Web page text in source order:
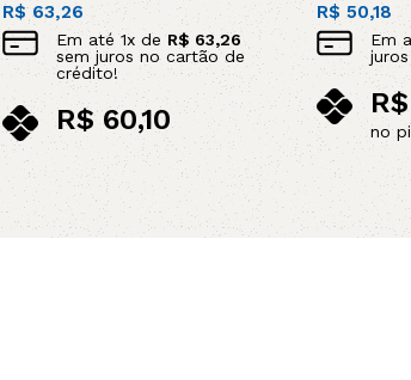
R$63,26
Em até1x deR$63,26
sem juros no cartão de
crédito!
R$60,10
no pix
Adicionar ao carrinho
R$ 50,18
Em
R$
no
Adicionar